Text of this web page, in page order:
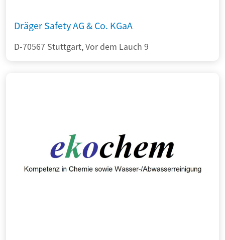
Dräger Safety AG & Co. KGaA
D-70567 Stuttgart, Vor dem Lauch 9